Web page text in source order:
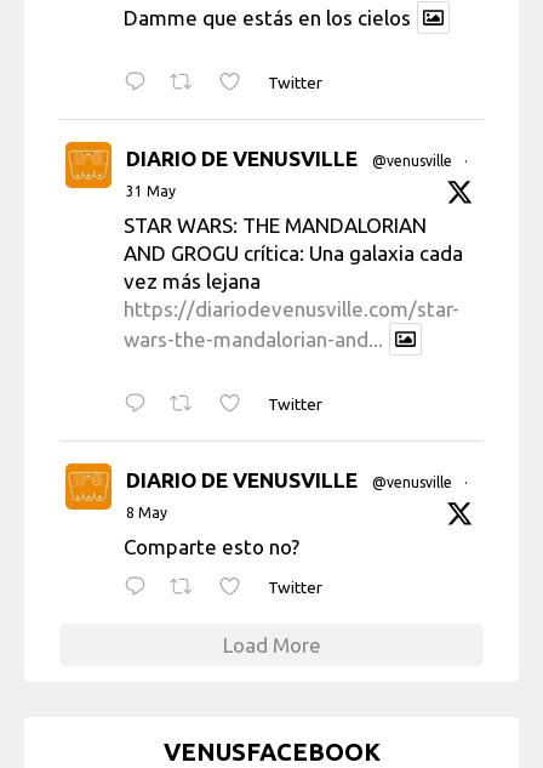
Damme que estás en los cielos
Twitter
DIARIO DE VENUSVILLE @venusville
·
31 May
STAR WARS: THE MANDALORIAN
AND GROGU crítica: Una galaxia cada
vez más lejana
https://diariodevenusville.com/star-
wars-the-mandalorian-and...
Twitter
DIARIO DE VENUSVILLE @venusville
·
8 May
Comparte esto no?
Twitter
Load More
VENUSFACEBOOK